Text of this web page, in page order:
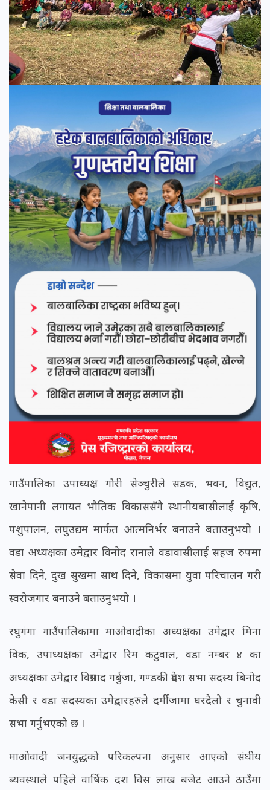
गाउँपालिका उपाध्यक्ष गौरी सेञ्चुरीले सडक, भवन, विद्युत,
खानेपानी लगायत भौतिक विकाससँगै स्थानीयबासीलाई कृषि,
पशुपालन, लघुउद्यम मार्फत आत्मनिर्भर बनाउने बताउनुभयो ।
वडा अध्यक्षका उमेद्वार विनोद रानाले वडावासीलाई सहज रुपमा
सेवा दिने, दुख सुखमा साथ दिने, विकासमा युवा परिचालन गरी
स्वरोजगार बनाउने बताउनुभयो ।
रघुगंगा गाउँपालिकामा माओवादीका अध्यक्षका उमेद्वार मिना
विक, उपाध्यक्षका उमेद्वार रिम कटुवाल, वडा नम्बर ४ का
अध्यक्षका उमेद्वार विप्रसाद गर्बुजा, गण्डकी प्रदेश सभा सदस्य बिनोद
केसी र वडा सदस्यका उमेद्वारहरुले दर्मीजामा घरदैलो र चुनावी
सभा गर्नुभएको छ ।
माओवादी जनयुद्धको परिकल्पना अनुसार आएको संघीय
ब्यवस्थाले पहिले वार्षिक दश विस लाख बजेट आउने ठाउँमा